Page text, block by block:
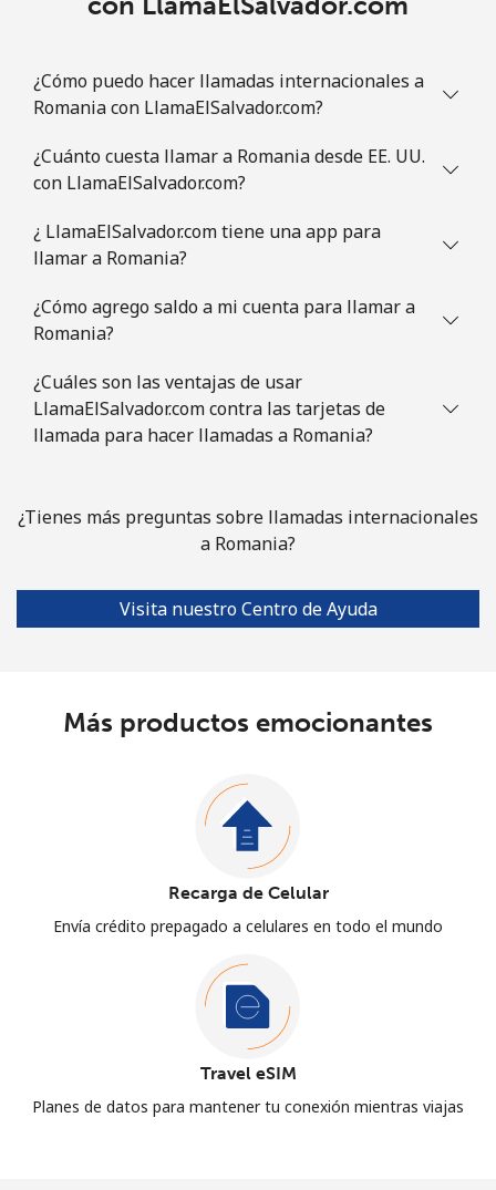
¿Cómo puedo hacer llamadas internacionales a
Romania con LlamaElSalvador.com?
¿Cuánto cuesta llamar a Romania desde EE. UU.
con LlamaElSalvador.com?
¿ LlamaElSalvador.com tiene una app para
llamar a Romania?
¿Cómo agrego saldo a mi cuenta para llamar a
Romania?
¿Cuáles son las ventajas de usar
LlamaElSalvador.com contra las tarjetas de
llamada para hacer llamadas a Romania?
¿Tienes más preguntas sobre llamadas internacionales
a Romania?
Visita nuestro Centro de Ayuda
Más productos emocionantes
Recarga de Celular
Envía crédito prepagado a celulares en todo el mundo
Travel eSIM
Planes de datos para mantener tu conexión mientras viajas